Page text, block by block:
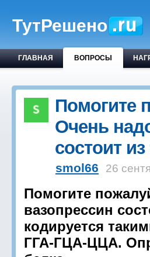
ТутРешено
ГЛАВНАЯ ВОПРОСЫ
Помогите
Очень
состоит
smol66 26
Помогите
вазопрессин
кодируется
ГГА-ГЦА-ЦЦА.